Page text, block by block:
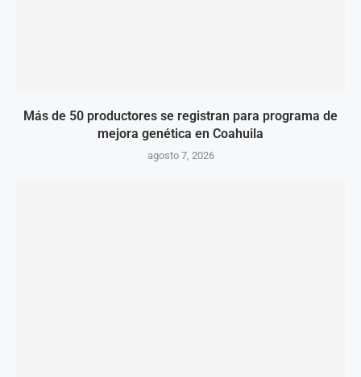
Más de 50 productores se registran para programa de
mejora genética en Coahuila
agosto 7, 2026